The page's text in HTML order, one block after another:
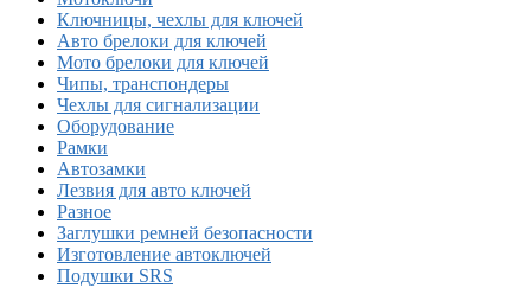
Ключницы, чехлы для ключей
Авто брелоки для ключей
Мото брелоки для ключей
Чипы, транспондеры
Чехлы для сигнализации
Оборудование
Рамки
Автозамки
Лезвия для авто ключей
Разное
Заглушки ремней безопасности
Изготовление автоключей
Подушки SRS